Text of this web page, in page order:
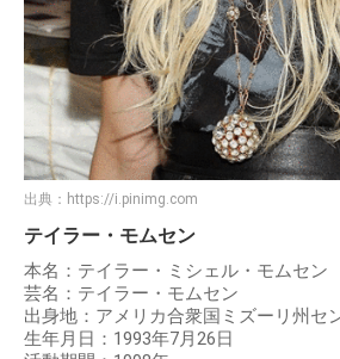
出典： https://i.pinimg.com
テイラー・モムセン
本名：テイラー・ミシェル・モムセン
芸名：テイラー・モムセン
出身地：アメリカ合衆国ミズーリ州セ
生年月日：1993年7月26日